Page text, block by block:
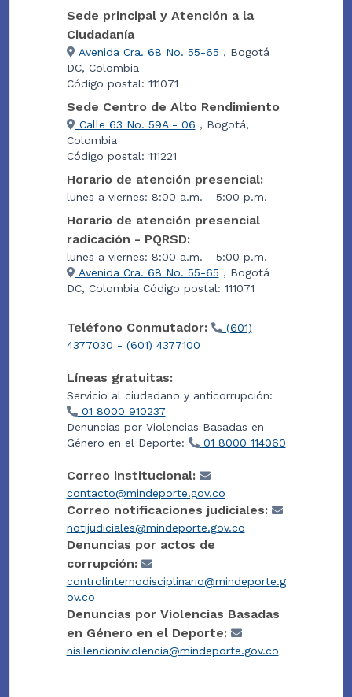
Sede principal y Atención a la
Ciudadanía
Avenida Cra. 68 No. 55-65 , Bogotá
DC, Colombia
Código postal: 111071
Sede Centro de Alto Rendimiento
Calle 63 No. 59A - 06 , Bogotá,
Colombia
Código postal: 111221
Horario de atención presencial:
lunes a viernes: 8:00 a.m. - 5:00 p.m.
Horario de atención presencial
radicación - PQRSD:
lunes a viernes: 8:00 a.m. - 5:00 p.m.
Avenida Cra. 68 No. 55-65 , Bogotá
DC, Colombia Código postal: 111071
Teléfono Conmutador:
(601)
4377030 - (601) 4377100
Líneas gratuitas:
Servicio al ciudadano y anticorrupción:
01 8000 910237
Denuncias por Violencias Basadas en
Género en el Deporte:
01 8000 114060
Correo institucional:
contacto@mindeporte.gov.co
Correo notificaciones judiciales:
notijudiciales@mindeporte.gov.co
Denuncias por actos de
corrupción:
controlinternodisciplinario@mindeporte.g
ov.co
Denuncias por Violencias Basadas
en Género en el Deporte:
nisilencioniviolencia@mindeporte.gov.co